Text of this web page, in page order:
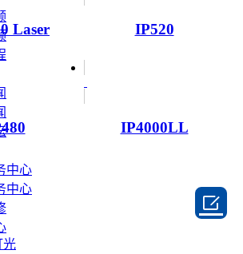
中心
中心
Laser IP520
IP4000LL
光
